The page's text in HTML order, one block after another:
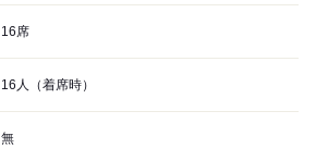
16席
16人（着席時）
無